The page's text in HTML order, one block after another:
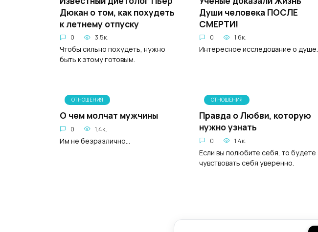
Дюкан о том, как похудеть
к летнему отпуску
0 3.5к.
Чтобы сильно похудеть, нужно
быть к этому готовым.
Души человека ПОСЛЕ
СМЕРТИ!
0 1.6к.
Интересное исследование о душе.
ОТНОШЕНИЯ
О чем молчат мужчины
0 1.4к.
Им не безразлично...
ОТНОШЕНИЯ
Правда о Любви, которую
нужно узнать
0 1.4к.
Если вы полюбите себя, то будете
чувствовать себя уверенно.